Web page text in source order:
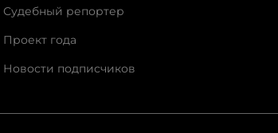
Судебный репортер
Проект года
Новости подписчиков